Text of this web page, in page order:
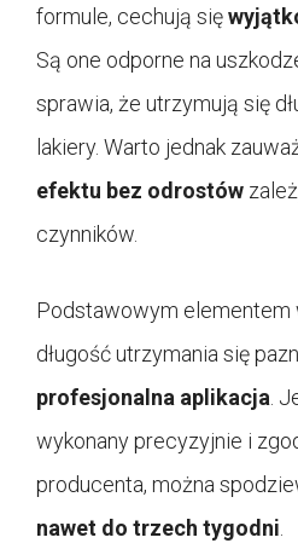
formule, cechują się
Są one odporne na
sprawia, że utrzymują się
lakiery. Warto jednak
efektu bez odrostów
czynników.
Podstawowym elementem
długość utrzymania się
profesjonalna aplikacja .
wykonany precyzyjnie i
producenta, można
nawet do trzech tygodni